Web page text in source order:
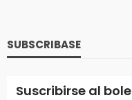
SUBSCRIBASE
Suscribirse al